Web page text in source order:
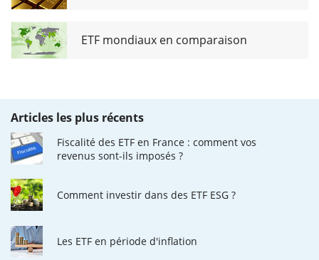
ETF mondiaux en comparaison
Articles les plus récents
Fiscalité des ETF en France : comment vos
revenus sont-ils imposés ?
Comment investir dans des ETF ESG ?
Les ETF en période d'inflation